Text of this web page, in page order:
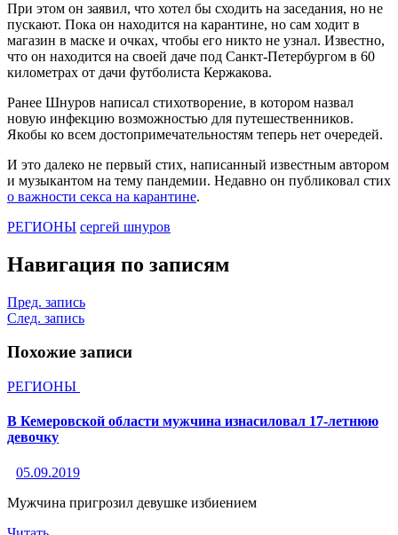
При этом он заявил, что хотел бы сходить на заседания, но не
пускают. Пока он находится на карантине, но сам ходит в
магазин в маске и очках, чтобы его никто не узнал. Известно,
что он находится на своей даче под Санкт-Петербургом в 60
километрах от дачи футболиста Кержакова.
Ранее Шнуров написал стихотворение, в котором назвал
новую инфекцию возможностью для путешественников.
Якобы ко всем достопримечательностям теперь нет очередей.
И это далеко не первый стих, написанный известным автором
и музыкантом на тему пандемии. Недавно он публиковал стих
о важности секса на карантине.
РЕГИОНЫ сергей шнуров
Навигация по записям
Пред. запись
След. запись
Похожие записи
РЕГИОНЫ
В Кемеровской области мужчина изнасиловал 17-летнюю
девочку
05.09.2019
Мужчина пригрозил девушке избиением